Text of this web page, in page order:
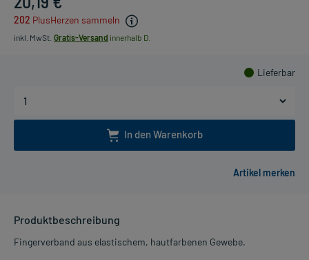
202 PlusHerzen sammeln
inkl. MwSt. Gratis-Versand innerhalb D.
Lieferbar
In den Warenkorb
Produktbeschreibung
Fingerverband aus elastischem, hautfarbenen Gewebe.